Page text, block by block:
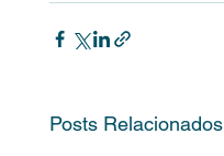
Posts Relacionados